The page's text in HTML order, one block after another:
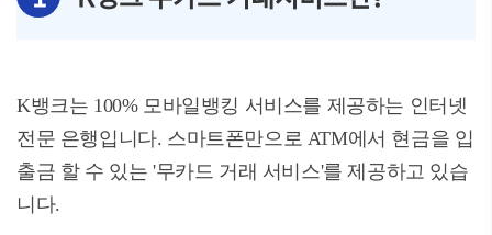
K뱅크는 100% 모바일뱅킹 서비스를 제공하는 인터넷
전문 은행입니다. 스마트폰만으로 ATM에서 현금을 입
출금 할 수 있는 '무카드 거래 서비스'를 제공하고 있습
니다.